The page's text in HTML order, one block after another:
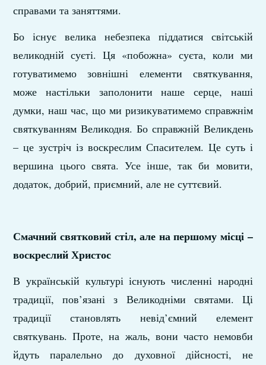
справами та заняттями.
Бо існує велика небезпека піддатися світській
великодній суєті. Ця «побожна» суєта, коли ми
готуватимемо зовнішні елементи святкування,
може настільки заполонити наше серце, наші
думки, наш час, що ми ризикуватимемо справжнім
святкуванням Великодня. Бо справжній Великдень
– це зустріч із воскреслим Спасителем. Це суть і
вершина цього свята. Усе інше, так би мовити,
додаток, добрий, приємний, але не суттєвий.
Смачний святковий стіл, але на першому місці –
воскреслий Христос
В українській культурі існують численні народні
традиції, пов’язані з Великодніми святами. Ці
традиції становлять невід’ємний елемент
святкувань. Проте, на жаль, вони часто немовби
йдуть паралельно до духовної дійсності, не